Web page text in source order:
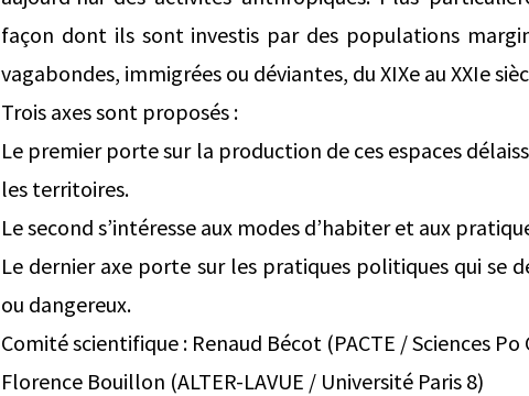
façon dont ils sont investis par des populations
vagabondes, immigrées ou déviantes, du XIXe au XXIe
Trois axes sont proposés :
Le premier porte sur la production de ces espaces
les territoires.
Le second s’intéresse aux modes d’habiter et aux
Le dernier axe porte sur les pratiques politiques qui se
ou dangereux.
Comité scientifique : Renaud Bécot (PACTE / Sciences
Florence Bouillon (ALTER-LAVUE / Université Paris 8)